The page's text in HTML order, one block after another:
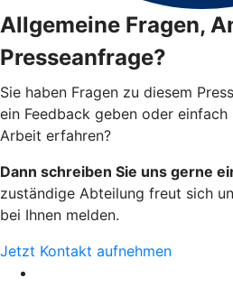
Allgemeine Fragen,
Presseanfrage?
Sie haben Fragen zu diesem
ein Feedback geben oder einfach
Arbeit erfahren?
Dann schreiben Sie uns gerne
zuständige Abteilung freut sich
bei Ihnen melden.
Jetzt Kontakt aufnehmen